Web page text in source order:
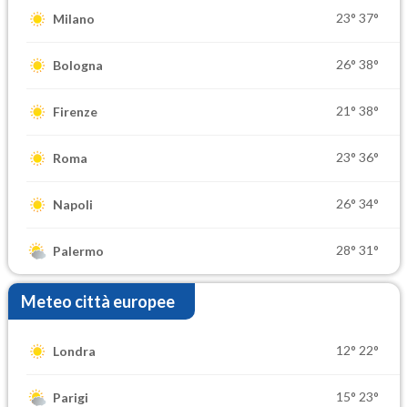
Milano 23° 37°
Bologna 26° 38°
Firenze 21° 38°
Roma 23° 36°
Napoli 26° 34°
Palermo 28° 31°
Meteo città europee
Londra 12° 22°
Parigi 15° 23°